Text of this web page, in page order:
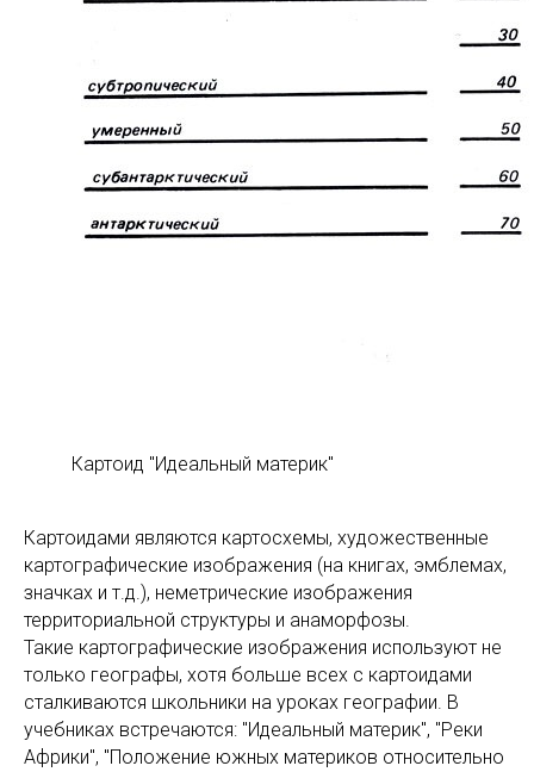
Картоид "Идеальный материк"
Картоидами являются картосхемы, художественные
картографические изображения (на книгах, эмблемах,
значках и т.д.), неметрические изображения
территориальной структуры и анаморфозы.
Такие картографические изображения используют не
только географы, хотя больше всех с картоидами
сталкиваются школьники на уроках географии. В
учебниках встречаются: "Идеальный материк", "Реки
Африки", "Положение южных материков относительно